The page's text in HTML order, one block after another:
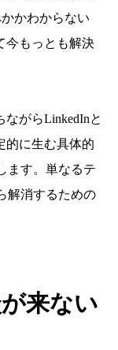
かわからない
もっとも解決
ながらLinkedInと
的に生む具体的
ます。単なるテ
解消するための
来ない